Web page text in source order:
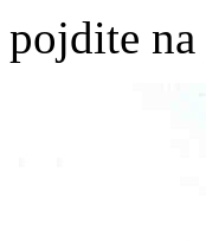
pojdite na